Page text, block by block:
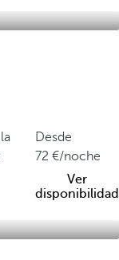
Desde
72
/noche
Ver
disponibilidad